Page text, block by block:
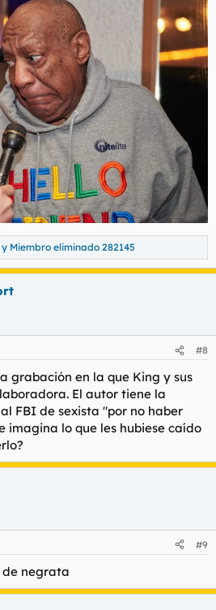
y Miembro eliminado 282145
#8
grabación en la que King y sus
El autor tiene la
FBI de sexista "por no haber
imagina lo que les hubiese caído
#9
de negrata